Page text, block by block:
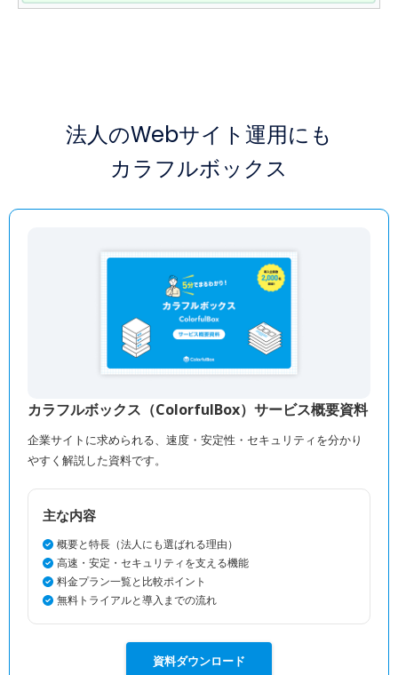
法人のWebサイト運用にも
カラフルボックス
カラフルボックス（ColorfulBox）サービス概要資料
企業サイトに求められる、速度・安定性・セキュリティを分かり
やすく解説した資料です。
主な内容
概要と特長（法人にも選ばれる理由）
高速・安定・セキュリティを支える機能
料金プラン一覧と比較ポイント
無料トライアルと導入までの流れ
資料ダウンロード